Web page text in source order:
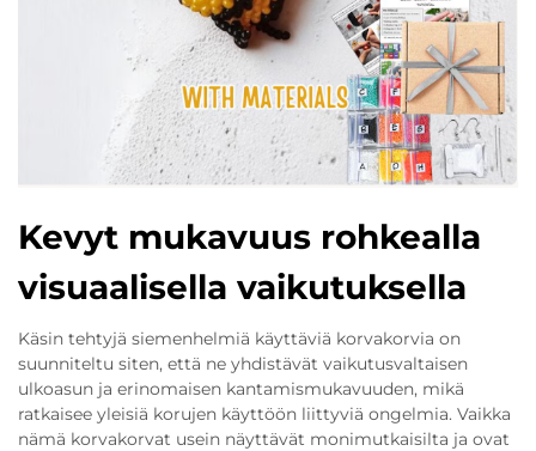
Kevyt mukavuus rohkealla
visuaalisella vaikutuksella
Käsin tehtyjä siemenhelmiä käyttäviä korvakorvia on
suunniteltu siten, että ne yhdistävät vaikutusvaltaisen
ulkoasun ja erinomaisen kantamismukavuuden, mikä
ratkaisee yleisiä korujen käyttöön liittyviä ongelmia. Vaikka
nämä korvakorvat usein näyttävät monimutkaisilta ja ovat